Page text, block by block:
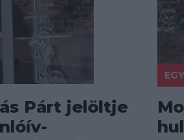
Párt jelöltje